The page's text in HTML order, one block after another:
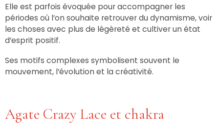
Elle est parfois évoquée pour accompagner les
périodes où l’on souhaite retrouver du dynamisme, voir
les choses avec plus de légèreté et cultiver un état
d’esprit positif.
Ses motifs complexes symbolisent souvent le
mouvement, l’évolution et la créativité.
Agate Crazy Lace et chakra